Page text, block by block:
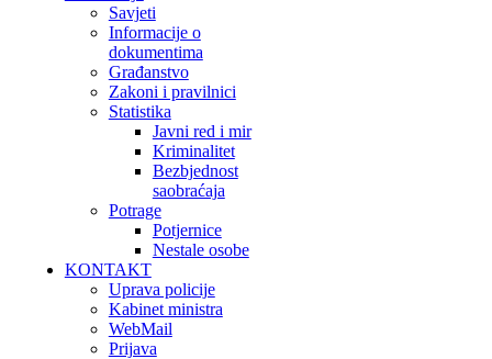
Savjeti
Informacije o
dokumentima
Građanstvo
Zakoni i pravilnici
Statistika
Javni red i mir
Kriminalitet
Bezbjednost
saobraćaja
Potrage
Potjernice
Nestale osobe
KONTAKT
Uprava policije
Kabinet ministra
WebMail
Prijava